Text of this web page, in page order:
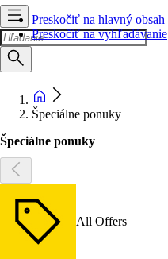
Preskočiť na hlavný obsah
Preskočiť na vyhľadávanie
Špeciálne ponuky
Špeciálne ponuky
All Offers